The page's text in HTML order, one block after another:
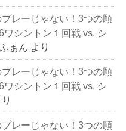
プレーじゃない！3つの願
シントン１回戦 vs. シ
ぁん より
プレーじゃない！3つの願
シントン１回戦 vs. シ
プレーじゃない！3つの願